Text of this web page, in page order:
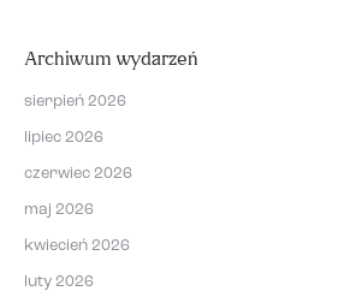
Archiwum wydarzeń
sierpień 2026
lipiec 2026
czerwiec 2026
maj 2026
kwiecień 2026
luty 2026